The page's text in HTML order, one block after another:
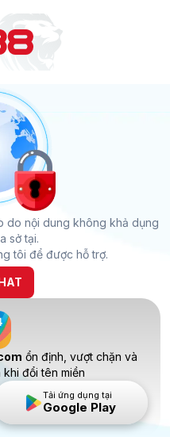
do nội dung không khả dụng
sở tại.
tôi để được hỗ trợ.
ổn định, vượt chặn và
đổi tên miền
Tải ứng dụng tại
Google Play